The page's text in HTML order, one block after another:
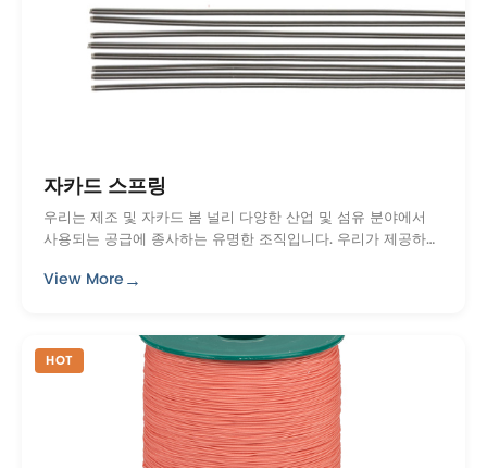
자카드 스프링
우리는 제조 및 자카드 봄 널리 다양한 산업 및 섬유 분야에서
사용되는 공급에 종사하는 유명한 조직입니다. 우리가 제공하는
View More→
HOT